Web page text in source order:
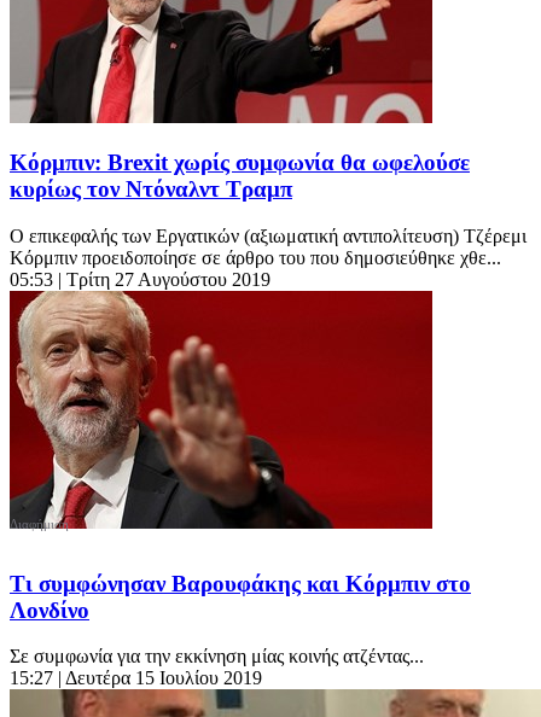
Κόρμπιν: Brexit χωρίς συμφωνία θα ωφελούσε
κυρίως τον Ντόναλντ Τραμπ
Ο επικεφαλής των Εργατικών (αξιωματική αντιπολίτευση) Τζέρεμι
Κόρμπιν προειδοποίησε σε άρθρο του που δημοσιεύθηκε χθε...
05:53 | Τρίτη 27 Αυγούστου 2019
Τι συμφώνησαν Βαρουφάκης και Κόρμπιν στο
Λονδίνο
Σε συμφωνία για την εκκίνηση μίας κοινής ατζέντας...
15:27 | Δευτέρα 15 Ιουλίου 2019